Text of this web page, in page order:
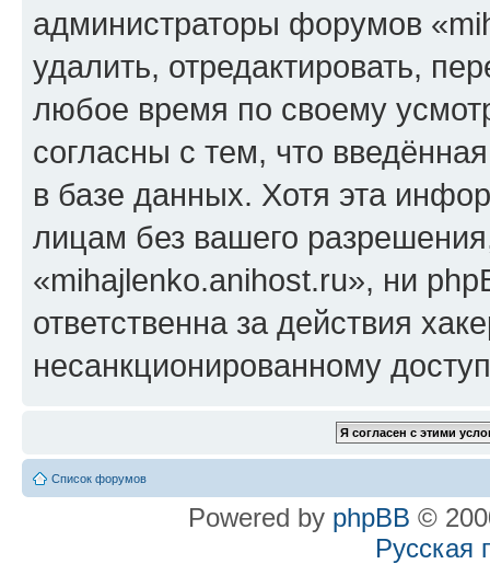
администраторы форумов
удалить, отредактировать,
любое время по своему
согласны с тем, что
в базе данных. Хотя эта
лицам без вашего
«mihajlenko.anihost.ru», ни
ответственна за действия
несанкционированному
Список форумов
Powered by phpBB ©
Русская